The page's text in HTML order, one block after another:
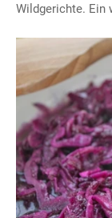
Wildgerichte. Ein